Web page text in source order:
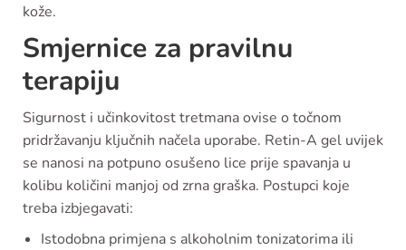
kože.
Smjernice za pravilnu
terapiju
Sigurnost i učinkovitost tretmana ovise o točnom
pridržavanju ključnih načela uporabe. Retin-A gel uvijek
se nanosi na potpuno osušeno lice prije spavanja u
kolibu količini manjoj od zrna graška. Postupci koje
treba izbjegavati:
Istodobna primjena s alkoholnim tonizatorima ili